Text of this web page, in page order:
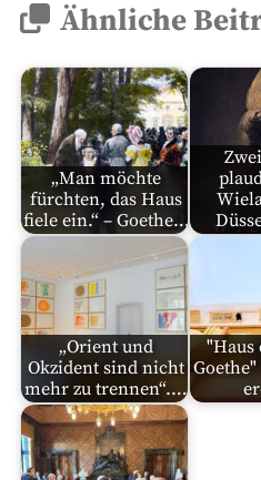
Ähnliche
„Man möchte
fürchten, das Haus
fiele ein.“ – Goethe…
„Orient und
Okzident sind nicht
mehr zu trennen“.…
"Haus